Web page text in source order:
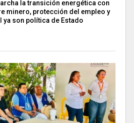
la transición energética con
minero, protección del empleo y
son política de Estado